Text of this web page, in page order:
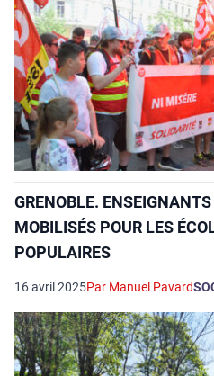
GRENOBLE.
MOBILISÉS POUR LES
POPULAIRES
16 avril 2025Par Manuel Pavard